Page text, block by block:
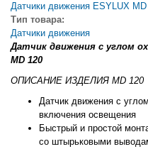
Датчики движения ESYLUX MD
Тип товара:
Датчики движения
Датчик движения с углом
MD 120
ОПИСАНИЕ ИЗДЕЛИЯ MD 120
Датчик движения с
включения освещения
Быстрый и простой
со штырьковыми